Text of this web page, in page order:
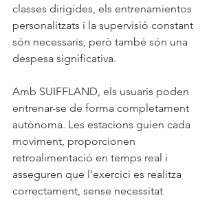
classes dirigides, els entrenamientos
personalitzats i la supervisió constant
són necessaris, però també són una
despesa significativa.
Amb SUIFFLAND, els usuaris poden
entrenar-se de forma completament
autònoma. Les estacions guien cada
moviment, proporcionen
retroalimentació en temps real i
asseguren que l'exercici es realitza
correctament, sense necessitat